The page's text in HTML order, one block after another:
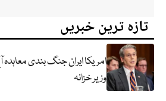
تازہ ترین خبریں
امریکا ایران جنگ بندی
وزیر خزانہ